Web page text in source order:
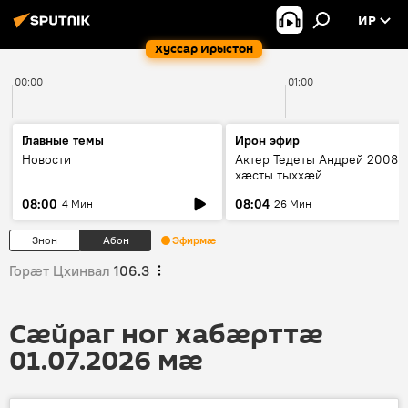
Хуссар Ирыстон
ИР
00:00 01:00
Главные темы
Новости
08:00 4 Мин
Ирон эфир
Актер Тедеты Андрей 2008
хæсты тыххæй
08:04 26 Мин
Знон Абон Эфирмæ
Горӕт Цхинвал 106.3
Сӕйраг ног хабӕрттӕ
01.07.2026 мӕ